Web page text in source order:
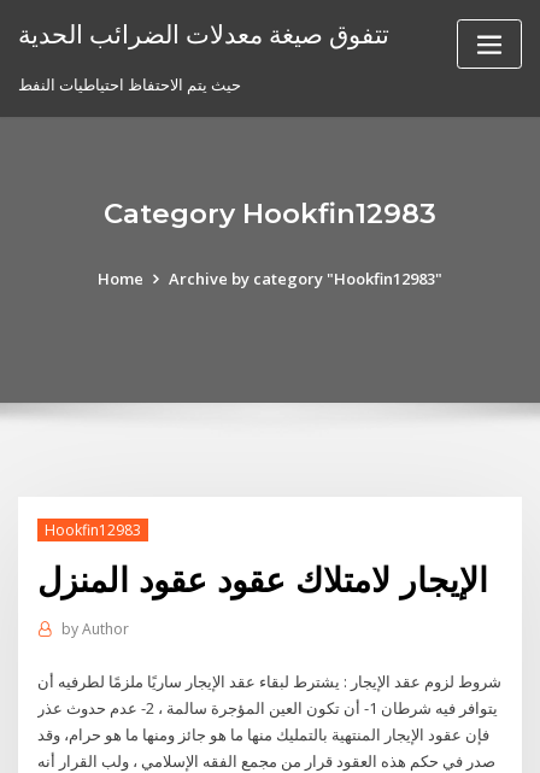
تتفوق صيغة معدلات الضرائب الحدية
حيث يتم الاحتفاظ احتياطيات النفط
Category Hookfin12983
Home Archive by category "Hookfin12983"
Hookfin12983
الإيجار لامتلاك عقود عقود المنزل
byAuthor
شروط لزوم عقد الإيجار : يشترط لبقاء عقد الإيجار ساريًا ملزمًا لطرفيه أن
يتوافر فيه شرطان 1- أن تكون العين المؤجرة سالمة ، 2- عدم حدوث عذر
فإن عقود الإيجار المنتهية بالتمليك منها ما هو جائز ومنها ما هو حرام، وقد
صدر في حكم هذه العقود قرار من مجمع الفقه الإسلامي ، ولب القرار أنه